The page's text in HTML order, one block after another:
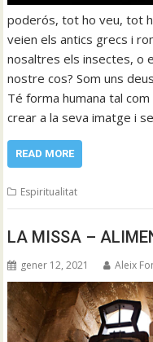
poderós, tot ho veu, tot
veien els antics grecs i
nosaltres els insectes, o
nostre cos? Som uns
Té forma humana tal
crear a la seva imatge i
READ MORE
Espiritualitat
LA MISSA –
gener 12, 2021 Aleix